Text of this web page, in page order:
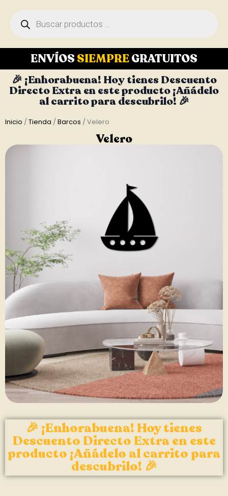
ENVÍOS SIEMPREGRATUITOS
🎉 ¡Enhorabuena! Hoy tienes Descuento
Directo Extra en este producto ¡Añádelo
al carrito para descubrilo! 🎉
Inicio /Tienda /Barcos / Velero
Velero
🎉 ¡Enhorabuena! Hoy tienes
Descuento Directo Extra en este
producto ¡Añádelo al carrito para
descubrilo! 🎉